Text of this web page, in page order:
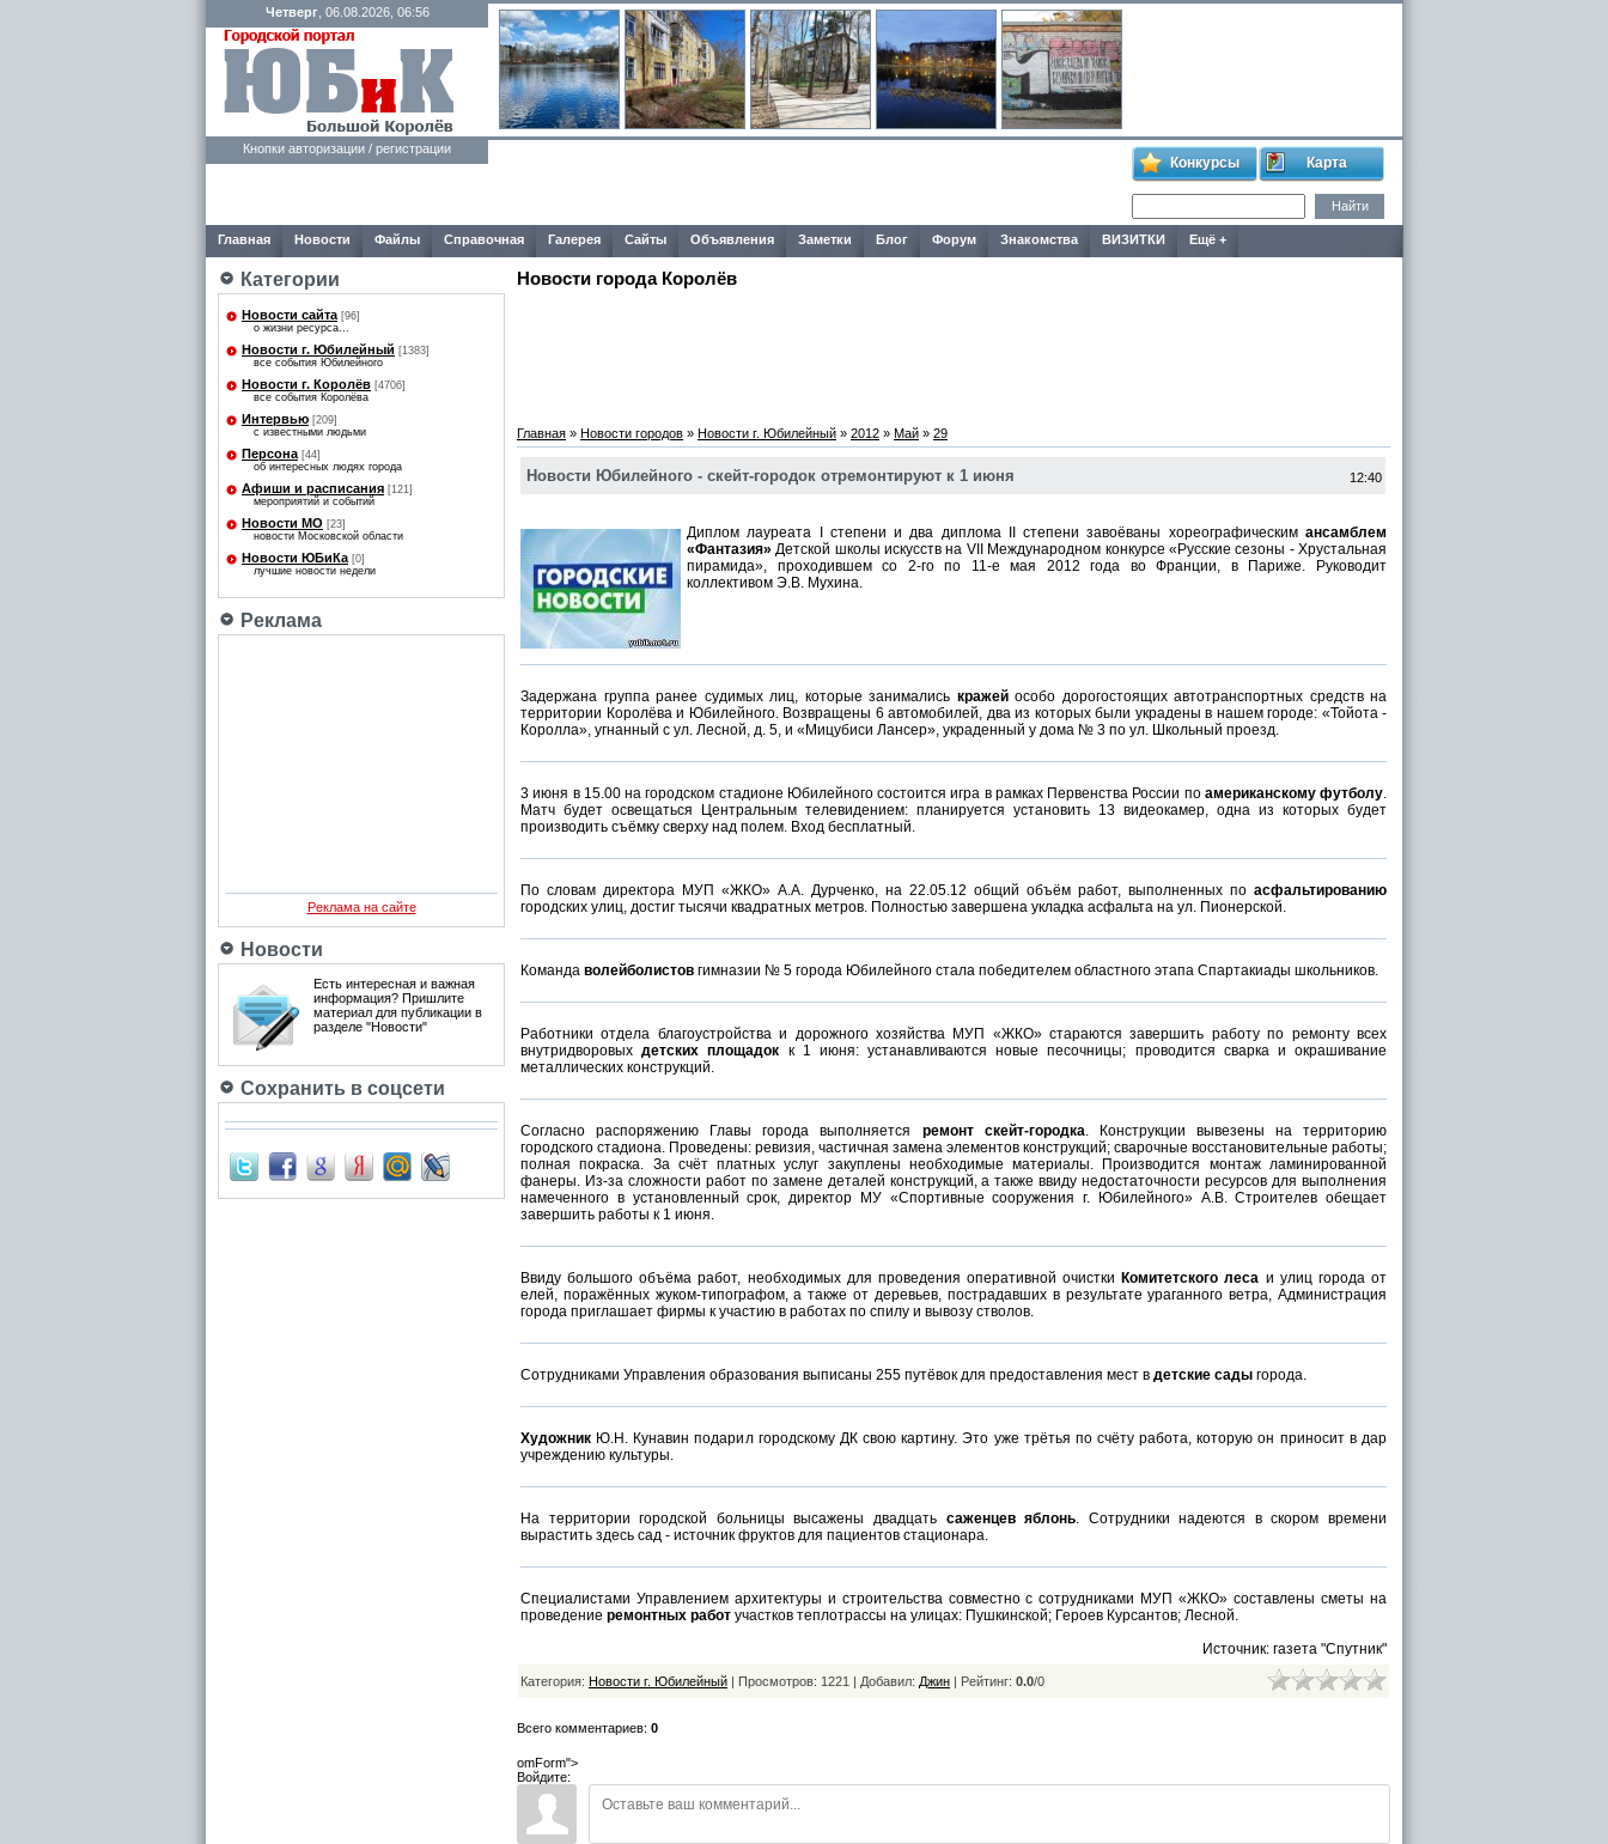
Четверг, 06.08.2026, 06:56
Кнопки авторизации / регистрации
Конкурсы Карта
Главная Новости Файлы Справочная Галерея Сайты Объявления Заметки Блог Форум Знакомства ВИЗИТКИ Ещё +
Категории
Новости сайта [96]
о жизни ресурса...
Новости г. Юбилейный [1383]
все события Юбилейного
Новости г. Королёв [4706]
все события Королёва
Интервью [209]
с известными людьми
Персона [44]
об интересных людях города
Афиши и расписания [121]
мероприятий и событий
Новости МО [23]
новости Московской области
Новости ЮБиКа [0]
лучшие новости недели
Реклама
Реклама на сайте
Новости
Есть интересная и важная
информация? Пришлите
материал для публикации в
разделе "Новости"
Сохранить в соцсети
Новости города Королёв
Главная » Новости городов » Новости г. Юбилейный » 2012 » Май » 29
Новости Юбилейного - скейт-городок отремонтируют к 1 июня 12:40
Диплом лауреата I степени и два диплома II степени завоёваны хореографическим ансамблем
«Фантазия» Детской школы искусств на VII Международном конкурсе «Русские сезоны - Хрустальная
пирамида», проходившем со 2-го по 11-е мая 2012 года во Франции, в Париже. Руководит
коллективом Э.В. Мухина.
Задержана группа ранее судимых лиц, которые занимались кражейособо дорогостоящих автотранспортных средств на
территории Королёва и Юбилейного. Возвращены 6 автомобилей, два из которых были украдены в нашем городе: «Тойота -
Королла», угнанный с ул. Лесной, д. 5, и «Мицубиси Лансер», украденный у дома № 3 по ул. Школьный проезд.
3 июня в 15.00 на городском стадионе Юбилейного состоится игра в рамках Первенства России по американскому футболу.
Матч будет освещаться Центральным телевидением: планируется установить 13 видеокамер, одна из которых будет
производить съёмку сверху над полем. Вход бесплатный.
По словам директора МУП «ЖКО» А.А. Дурченко, на 22.05.12 общий объём работ, выполненных по асфальтированию
городских улиц, достиг тысячи квадратных метров. Полностью завершена укладка асфальта на ул. Пионерской.
Команда волейболистов гимназии № 5 города Юбилейного стала победителем областного этапа Спартакиады школьников.
Работники отдела благоустройства и дорожного хозяйства МУП «ЖКО» стараются завершить работу по ремонту всех
внутридворовыхдетских площадок к 1 июня: устанавливаются новые песочницы; проводится сварка и окрашивание
металлических конструкций.
Согласно распоряжению Главы города выполняется ремонт скейт-городка. Конструкции вывезены на территорию
городского стадиона. Проведены: ревизия, частичная замена элементов конструкций; сварочные восстановительные работы;
полная покраска. За счёт платных услуг закуплены необходимые материалы. Производится монтаж ламинированной
фанеры. Из-за сложности работ по замене деталей конструкций, а также ввиду недостаточности ресурсов для выполнения
намеченного в установленный срок, директор МУ «Спортивные сооружения г. Юбилейного» А.В. Строителев обещает
завершить работы к 1 июня.
Ввиду большого объёма работ, необходимых для проведения оперативной очистки Комитетского леса и улиц города от
елей, поражённых жуком-типографом, а также от деревьев, пострадавших в результате ураганного ветра, Администрация
города приглашает фирмы к участию в работах по спилу и вывозу стволов.
Сотрудниками Управления образования выписаны 255 путёвок для предоставления мест в детские сады города.
Художник Ю.Н. Кунавин подарил городскому ДК свою картину. Это уже трётья по счёту работа, которую он приносит в дар
учреждению культуры.
На территории городской больницы высажены двадцать саженцев яблонь. Сотрудники надеются в скором времени
вырастить здесь сад - источник фруктов для пациентов стационара.
Специалистами Управлением архитектуры и строительства совместно с сотрудниками МУП «ЖКО» составлены сметы на
проведение ремонтных работ участков теплотрассы на улицах: Пушкинской; Героев Курсантов; Лесной.
Источник: газета "Спутник"
Категория: Новости г. Юбилейный | Просмотров: 1221 | Добавил: Джин | Рейтинг: 0.0/0
Всего комментариев: 0
omForm">
Войдите: